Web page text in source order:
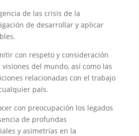
de las crisis de la
de desarrollar y aplicar
con respeto y consideración
del mundo, así como las
relacionadas con el trabajo
país.
con preocupación los legados
de profundas
y asimetrías en la